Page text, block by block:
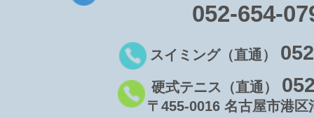
052-654-
スイミング（直通）
硬式テニス（直通）
〒455-0016 名古屋市港区